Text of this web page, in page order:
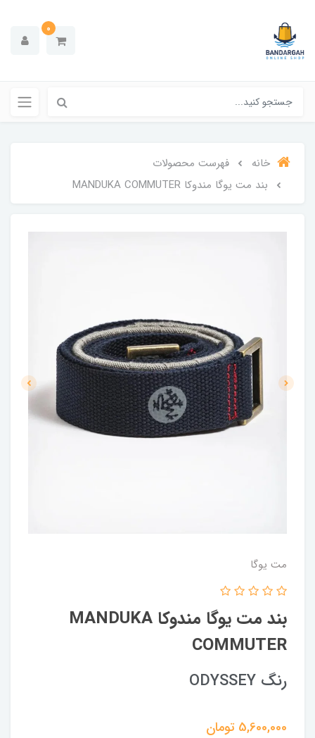
0
خانه
فهرست محصولات
بند مت یوگا مندوکا MANDUKA COMMUTER
مت یوگا
بند مت یوگا مندوکا MANDUKA
COMMUTER
رنگ ODYSSEY
5,600,000 تومان